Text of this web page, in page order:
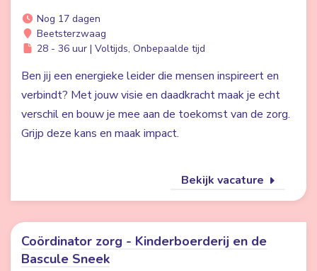
Nog 17 dagen
Beetsterzwaag
28 - 36 uur | Voltijds, Onbepaalde tijd
Ben jij een energieke leider die mensen inspireert en
verbindt? Met jouw visie en daadkracht maak je echt
verschil en bouw je mee aan de toekomst van de zorg.
Grijp deze kans en maak impact.
Bekijk vacature
Coördinator zorg - Kinderboerderij en de
Bascule Sneek